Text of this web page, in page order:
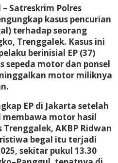
– Satreskrim Polres
kasus pencurian
terhadap seorang
Trenggalek. Kasus ini
berinisial EP (37)
sepeda motor dan ponsel
motor miliknya
EP di Jakarta setelah
motor hasil
AKBP Ridwan
begal itu terjadi
sekitar pukul 13.30